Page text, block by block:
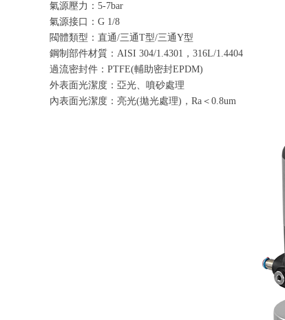
氣源壓力：5-7bar
氣源接口：G 1/8
閥體類型：直通/三通T型/三通Y型
鋼制部件材質：AISI 304/1.4301，316L/1.4404
過流密封件：PTFE(輔助密封EPDM)
外表面光潔度：亞光、噴砂處理
內表面光潔度：亮光(拋光處理)，Ra＜0.8um